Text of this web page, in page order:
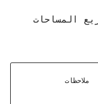
المساحات
ملاحظات